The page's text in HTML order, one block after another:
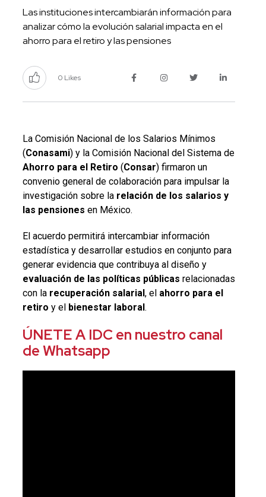
Las instituciones intercambiarán información para
analizar cómo la evolución salarial impacta en el
ahorro para el retiro y las pensiones
0 Likes
La Comisión Nacional de los Salarios Mínimos
(Conasami) y la Comisión Nacional del Sistema de
Ahorro para el Retiro (Consar) firmaron un
convenio general de colaboración para impulsar la
investigación sobre la relación de los salarios y
las pensiones en México.
El acuerdo permitirá intercambiar información
estadística y desarrollar estudios en conjunto para
generar evidencia que contribuya al diseño y
evaluación de las políticas públicas relacionadas
con la recuperación salarial, el ahorro para el
retiro y el bienestar laboral.
ÚNETE A IDC en nuestro canal
de Whatsapp